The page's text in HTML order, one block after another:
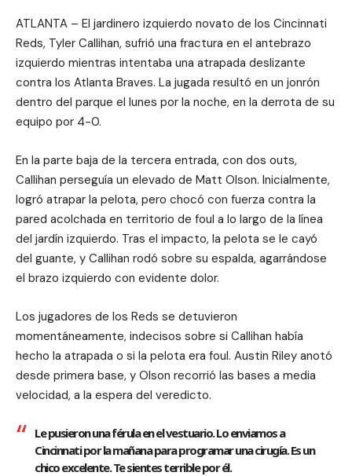
ATLANTA – El jardinero izquierdo novato de los Cincinnati
Reds, Tyler Callihan, sufrió una fractura en el antebrazo
izquierdo mientras intentaba una atrapada deslizante
contra los Atlanta Braves. La jugada resultó en un jonrón
dentro del parque el lunes por la noche, en la derrota de su
equipo por 4-0.
En la parte baja de la tercera entrada, con dos outs,
Callihan perseguía un elevado de Matt Olson. Inicialmente,
logró atrapar la pelota, pero chocó con fuerza contra la
pared acolchada en territorio de foul a lo largo de la línea
del jardín izquierdo. Tras el impacto, la pelota se le cayó
del guante, y Callihan rodó sobre su espalda, agarrándose
el brazo izquierdo con evidente dolor.
Los jugadores de los Reds se detuvieron
momentáneamente, indecisos sobre si Callihan había
hecho la atrapada o si la pelota era foul. Austin Riley anotó
desde primera base, y Olson recorrió las bases a media
velocidad, a la espera del veredicto.
Le pusieron una férula en el vestuario. Lo enviamos a
Cincinnati por la mañana para programar una cirugía. Es un
chico excelente. Te sientes terrible por él.